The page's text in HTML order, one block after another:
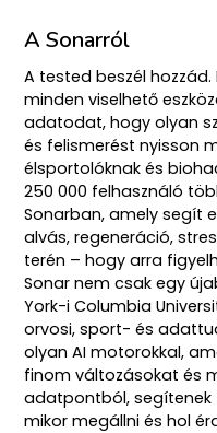
A Sonarról
A tested beszél
minden viselhető
adatodat, hogy olyan
és felismerést nyisson
élsportolóknak és
250 000 felhasználó
Sonarban, amely segít
alvás, regeneráció,
terén – hogy arra
Sonar nem csak egy
York-i Columbia
orvosi, sport- és
olyan AI motorokkal,
finom változásokat és
adatpontból, segítenek
mikor megállni és hol